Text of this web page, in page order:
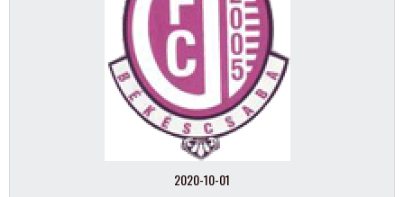
2020-10-01